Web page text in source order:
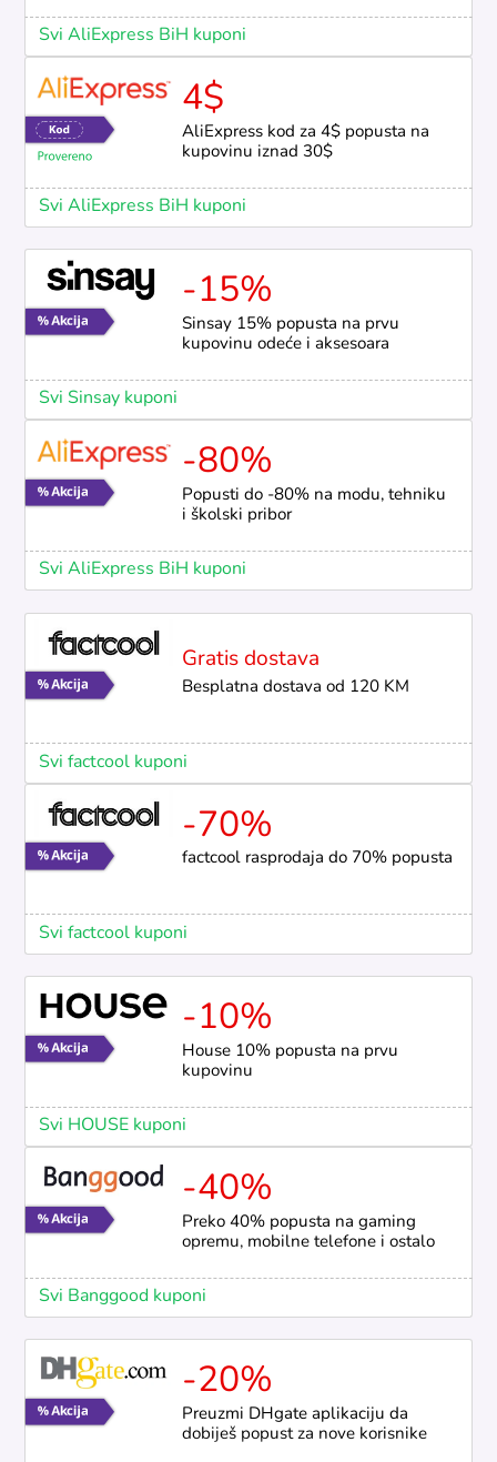
Svi AliExpress BiH kuponi
4$
AliExpress kod za 4$ popusta na
kupovinu iznad 30$
Svi AliExpress BiH kuponi
-15%
Sinsay 15% popusta na prvu
kupovinu odeće i aksesoara
Svi Sinsay kuponi
-80%
Popusti do -80% na modu, tehniku
i školski pribor
Svi AliExpress BiH kuponi
Gratis dostava
Besplatna dostava od 120 KM
Svi factcool kuponi
-70%
factcool rasprodaja do 70% popusta
Svi factcool kuponi
-10%
House 10% popusta na prvu
kupovinu
Svi HOUSE kuponi
-40%
Preko 40% popusta na gaming
opremu, mobilne telefone i ostalo
Svi Banggood kuponi
-20%
Preuzmi DHgate aplikaciju da
dobiješ popust za nove korisnike